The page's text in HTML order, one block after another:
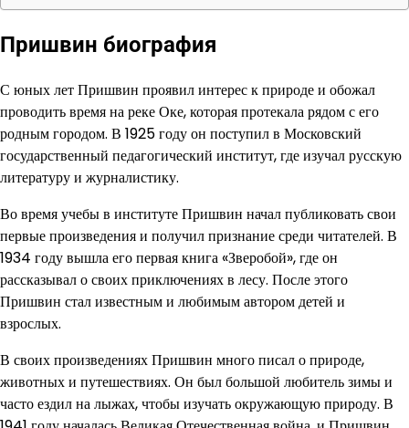
Пришвин биография
С юных лет Пришвин проявил интерес к природе и обожал
проводить время на реке Оке, которая протекала рядом с его
родным городом. В 1925 году он поступил в Московский
государственный педагогический институт, где изучал русскую
литературу и журналистику.
Во время учебы в институте Пришвин начал публиковать свои
первые произведения и получил признание среди читателей. В
1934 году вышла его первая книга «Зверобой», где он
рассказывал о своих приключениях в лесу. После этого
Пришвин стал известным и любимым автором детей и
взрослых.
В своих произведениях Пришвин много писал о природе,
животных и путешествиях. Он был большой любитель зимы и
часто ездил на лыжах, чтобы изучать окружающую природу. В